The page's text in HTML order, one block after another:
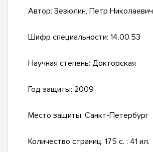
Автор: Зезюлин, Петр Николаевич
Шифр специальности: 14.00.53
Научная степень: Докторская
Год защиты: 2009
Место защиты: Санкт-Петербург
Количество страниц: 175 с. : 41 ил.